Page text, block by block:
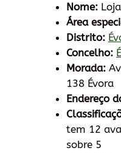
Nome:
Área
Distrito:
Concelho:
Morada:
138 Évora
Endereço
tem 12
sobre 5